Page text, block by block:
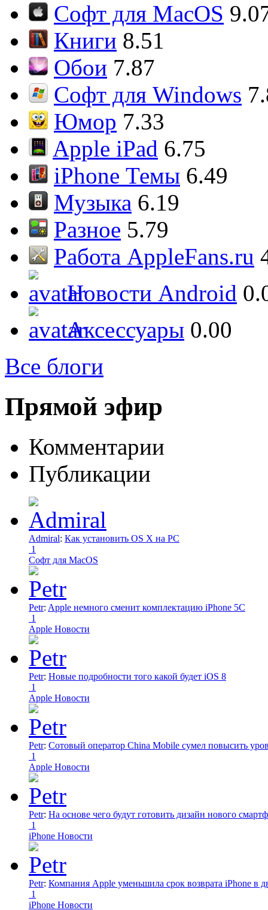
Софт для MacOS
Книги 8.51
Обои 7.87
Софт для Windows
Юмор 7.33
Apple iPad 6.75
iPhone Темы 6.49
Музыка 6.19
Разное 5.79
Работа AppleFans.ru
Новости Android
Аксессуары 0.00
Все блоги
Прямой эфир
Комментарии
Публикации
Admiral: Как установить OS X на PC
1
Софт для MacOS
Petr: Apple немного сменит комплектацию iPhone 5C
1
Apple Новости
Petr: Новые подробности того какой будет iOS 8
1
Apple Новости
Petr: Сотовый оператор China Mobile сумел повысить
1
Apple Новости
Petr: На основе чего будут готовить дизайн нового
1
iPhone Новости
Petr: Компания Apple уменьшила срок возврата iPhone в
1
iPhone Новости